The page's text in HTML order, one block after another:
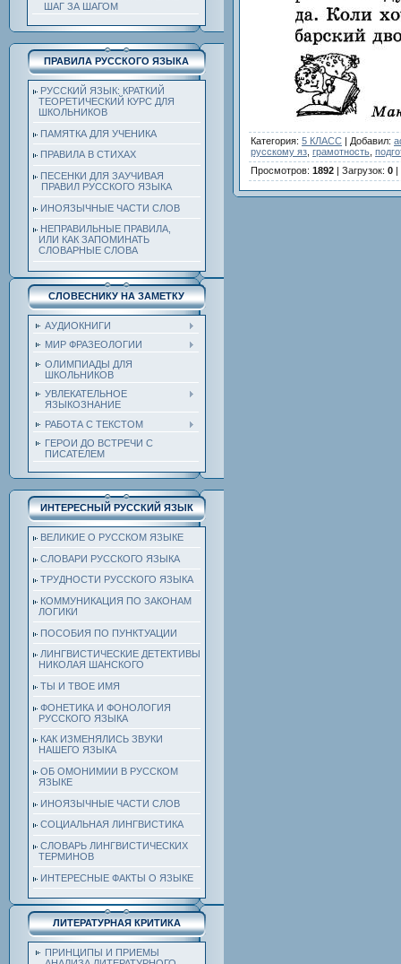
ШАГ ЗА ШАГОМ
ПРАВИЛА РУССКОГО ЯЗЫКА
РУССКИЙ ЯЗЫК: КРАТКИЙ
ТЕОРЕТИЧЕСКИЙ КУРС ДЛЯ
ШКОЛЬНИКОВ
ПАМЯТКА ДЛЯ УЧЕНИКА
ПРАВИЛА В СТИХАХ
ПЕСЕНКИ ДЛЯ ЗАУЧИВАЯ
ПРАВИЛ РУССКОГО ЯЗЫКА
ИНОЯЗЫЧНЫЕ ЧАСТИ СЛОВ
НЕПРАВИЛЬНЫЕ ПРАВИЛА,
ИЛИ КАК ЗАПОМИНАТЬ
СЛОВАРНЫЕ СЛОВА
СЛОВЕСНИКУ НА ЗАМЕТКУ
АУДИОКНИГИ
МИР ФРАЗЕОЛОГИИ
ОЛИМПИАДЫ ДЛЯ
ШКОЛЬНИКОВ
УВЛЕКАТЕЛЬНОЕ
ЯЗЫКОЗНАНИЕ
РАБОТА С ТЕКСТОМ
ГЕРОИ ДО ВСТРЕЧИ С
ПИСАТЕЛЕМ
ИНТЕРЕСНЫЙ РУССКИЙ ЯЗЫК
ВЕЛИКИЕ О РУССКОМ ЯЗЫКЕ
СЛОВАРИ РУССКОГО ЯЗЫКА
ТРУДНОСТИ РУССКОГО ЯЗЫКА
КОММУНИКАЦИЯ ПО ЗАКОНАМ
ЛОГИКИ
ПОСОБИЯ ПО ПУНКТУАЦИИ
ЛИНГВИСТИЧЕСКИЕ ДЕТЕКТИВЫ
НИКОЛАЯ ШАНСКОГО
ТЫ И ТВОЕ ИМЯ
ФОНЕТИКА И ФОНОЛОГИЯ
РУССКОГО ЯЗЫКА
КАК ИЗМЕНЯЛИСЬ ЗВУКИ
НАШЕГО ЯЗЫКА
ОБ ОМОНИМИИ В РУССКОМ
ЯЗЫКЕ
ИНОЯЗЫЧНЫЕ ЧАСТИ СЛОВ
СОЦИАЛЬНАЯ ЛИНГВИСТИКА
СЛОВАРЬ ЛИНГВИСТИЧЕСКИХ
ТЕРМИНОВ
ИНТЕРЕСНЫЕ ФАКТЫ О ЯЗЫКЕ
ЛИТЕРАТУРНАЯ КРИТИКА
ПРИНЦИПЫ И ПРИЕМЫ
Категория: 5 КЛАСС | Добавил:
русскому яз грамотность
Просмотров: 1892 | Загрузок: 0 |